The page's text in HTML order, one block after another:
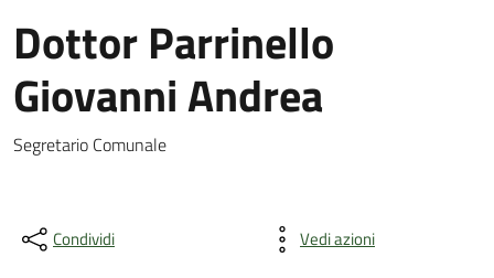
Dottor Parrinello
Giovanni Andrea
Segretario Comunale
Condividi Vedi azioni